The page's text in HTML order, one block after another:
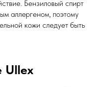
Бензиловый спирт
аллергеном, поэтому
кожи следует быть
Ullex